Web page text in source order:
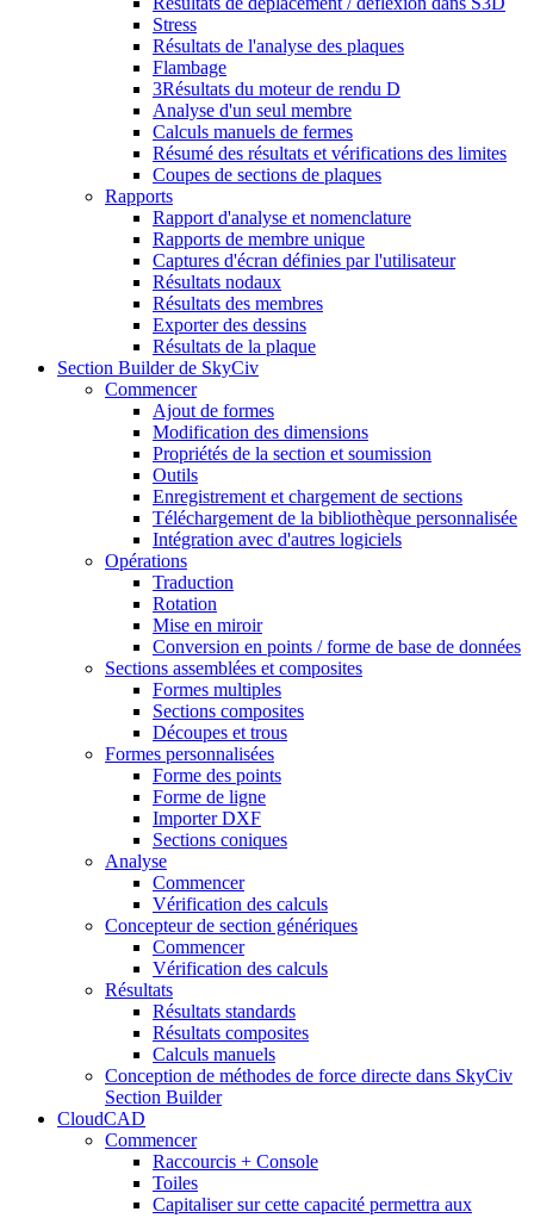
Stress
Résultats de l'analyse des plaques
Flambage
3Résultats du moteur de rendu D
Analyse d'un seul membre
Calculs manuels de fermes
Résumé des résultats et vérifications des limites
Coupes de sections de plaques
Rapports
Rapport d'analyse et nomenclature
Rapports de membre unique
Captures d'écran définies par l'utilisateur
Résultats nodaux
Résultats des membres
Exporter des dessins
Résultats de la plaque
Section Builder de SkyCiv
Commencer
Ajout de formes
Modification des dimensions
Propriétés de la section et soumission
Outils
Enregistrement et chargement de sections
Téléchargement de la bibliothèque personnalisée
Intégration avec d'autres logiciels
Opérations
Traduction
Rotation
Mise en miroir
Conversion en points / forme de base de données
Sections assemblées et composites
Formes multiples
Sections composites
Découpes et trous
Formes personnalisées
Forme des points
Forme de ligne
Importer DXF
Sections coniques
Analyse
Commencer
Vérification des calculs
Concepteur de section génériques
Commencer
Vérification des calculs
Résultats
Résultats standards
Résultats composites
Calculs manuels
Conception de méthodes de force directe dans SkyCiv
Section Builder
CloudCAD
Commencer
Raccourcis + Console
Toiles
Capitaliser sur cette capacité permettra aux